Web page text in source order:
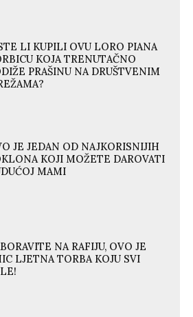
LI KUPILI OVU LORO PIANA
KOJA TRENUTAČNO
PRAŠINU NA DRUŠTVENIM
JE JEDAN OD NAJKORISNIJIH
KOJI MOŽETE DAROVATI
MAMI
NA RAFIJU, OVO JE
LJETNA TORBA KOJU SVI